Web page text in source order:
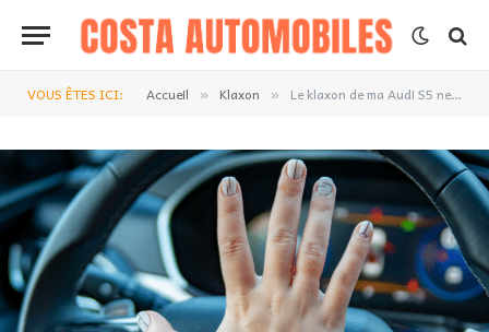
VOUS ÊTES ICI: Accueil » Klaxon » Le klaxon de ma Audi S5 ne fonctionne plus : Que faire ?